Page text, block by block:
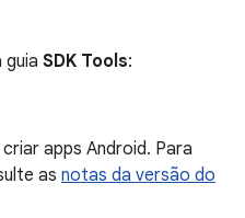
SDK Tools:
apps Android. Para
as notas da versão do